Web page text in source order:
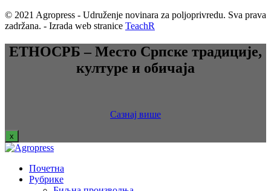
© 2021 Agropress - Udruženje novinara za poljoprivredu. Sva prava
zadržana. - Izrada web stranice TeachR
ЕТНОСРБ – Место Српске традиције,
културе и обичаја
Сазнај више
x
Почетна
Рубрике